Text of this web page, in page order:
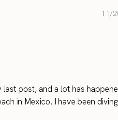
11/
last post, and a lot has
in Mexico. I have been